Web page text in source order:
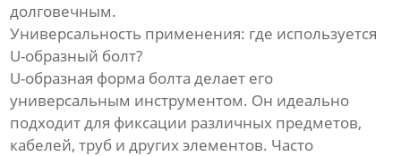
долговечным.
Универсальность применения: где используется
U-образный болт?
U-образная форма болта делает его
универсальным инструментом. Он идеально
подходит для фиксации различных предметов,
кабелей, труб и других элементов. Часто